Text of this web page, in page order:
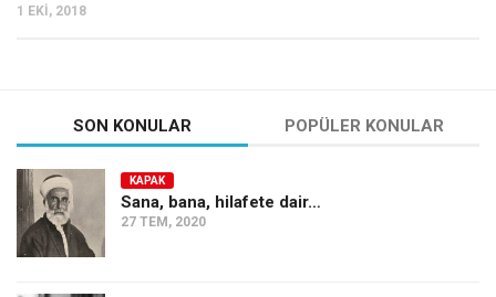
Bu Sayı
Kültür Sanat
Kitap
Karisi kitap sualleri
7 soruda bu hafta
1 EKI, 2018
SON KONULAR POPÜLER KONULAR
KAPAK
Sana, bana, hilafete dair…
27 TEM, 2020